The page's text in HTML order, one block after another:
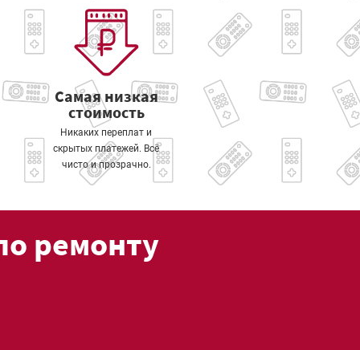
Самая низкая
стоимость
Никаких переплат и
скрытых платежей. Всё
чисто и прозрачно.
ремонту